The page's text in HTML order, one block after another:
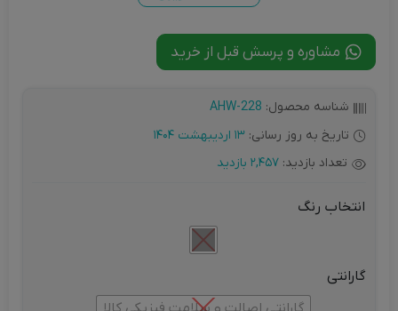
مشاوره و پرسش قبل از خرید
شناسه محصول: AHW-228
تاریخ به روز رسانی: 13 اردیبهشت 1404
تعداد بازدید: 2,457 بازدید
انتخاب رنگ
گارانتی